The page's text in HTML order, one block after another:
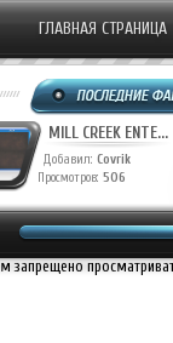
ГЛАВНАЯ СТРАНИЦА
MILL CREEK ENTE...
Добавил: Covrik
Просмотров: 506
запрещено